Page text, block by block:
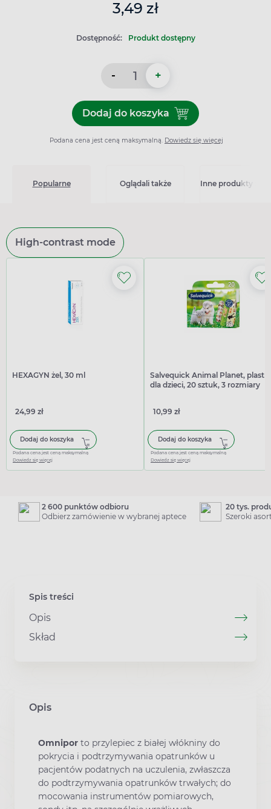
3,49 zł
Dostępność: Produkt dostępny
- +
Dodaj do koszykaDodaj do koszyka
Podana cena jest ceną maksymalną. Dowiedz się więcej
Popularne Oglądali także Inne produkty z
High-contrast mode
HEXAGYN żel, 30 ml
24,99 zł
Dodaj do koszyka
Podana cena jest ceną maksymalną
Dowiedz się więcej
Salvequick Animal Planet, plastry
dla dzieci, 20 sztuk, 3 rozmiary
10,99 zł
Dodaj do koszyka
Podana cena jest ceną maksymalną
Dowiedz się więcej
2 600 punktów odbioru
Odbierz zamówienie w wybranej aptece
20 tys.
Szeroki
Spis treści
Opis
Skład
Opis
Omnipor to przylepiec z białej włókniny do
pokrycia i podtrzymywania opatrunków u
pacjentów podatnych na uczulenia, zwłaszcza
do podtrzymywania opatrunków trwałych; do
mocowania instrumentów pomiarowych,